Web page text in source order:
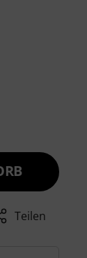
Teilen